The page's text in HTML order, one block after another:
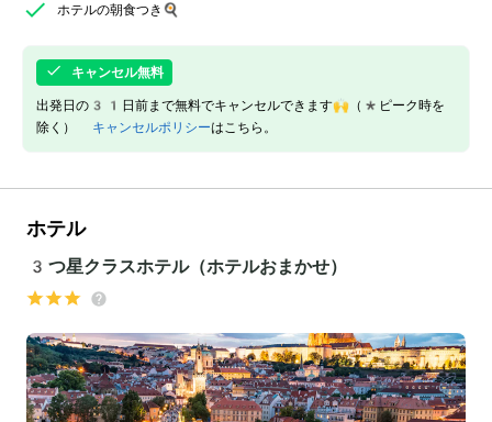
ホテルの朝食つき🍳
キャンセル無料
出発日の31日前まで無料でキャンセルできます🙌（*ピーク時を
除く） キャンセルポリシーはこちら。
ホテル
3つ星クラスホテル（ホテルおまかせ）